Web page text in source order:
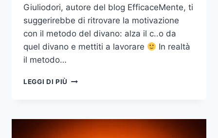
Giuliodori, autore del blog EfficaceMente, ti
suggerirebbe di ritrovare la motivazione
con il metodo del divano: alza il c..o da
quel divano e mettiti a lavorare
In realtà
il metodo…
LEGGI DI PIÙ COME